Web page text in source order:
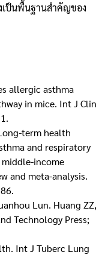
เป็นพื้นฐานสำคัญของ
allergic asthma
in mice. Int J Clin
term health
and respiratory
income
and meta-analysis.
Lun. Huang ZZ,
Technology Press;
Int J Tuberc Lung